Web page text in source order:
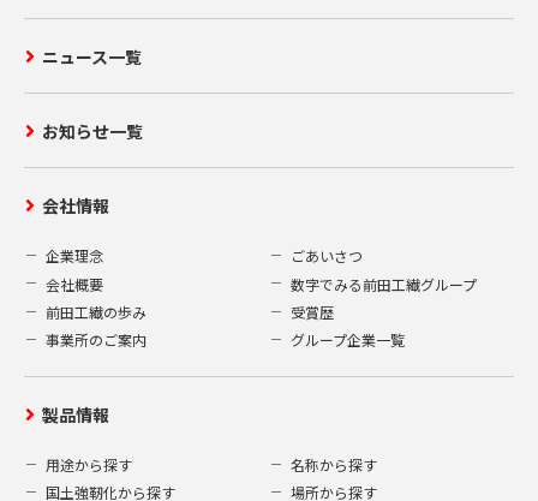
ニュース一覧
お知らせ一覧
会社情報
企業理念
ごあいさつ
会社概要
数字でみる前田工繊グループ
前田工繊の歩み
受賞歴
事業所のご案内
グループ企業一覧
製品情報
用途から探す
名称から探す
国土強靭化から探す
場所から探す